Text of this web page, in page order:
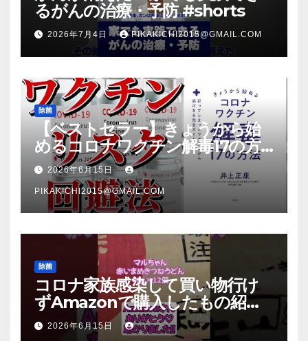
るがんの治療・予防 #shorts
2026年7月4日 PIKAKICHI2015@GMAIL.COM
除菌
【ベストセラー】きょうから始
めるコロナワクチン解毒17の方
法【本要約】
2026年6月15日
PIKAKICHI2015@GMAIL.COM
除菌
コロナ家族感染して買い物行け
ずAmazonで購入したもの紹
介 #Shorts
2026年6月15日